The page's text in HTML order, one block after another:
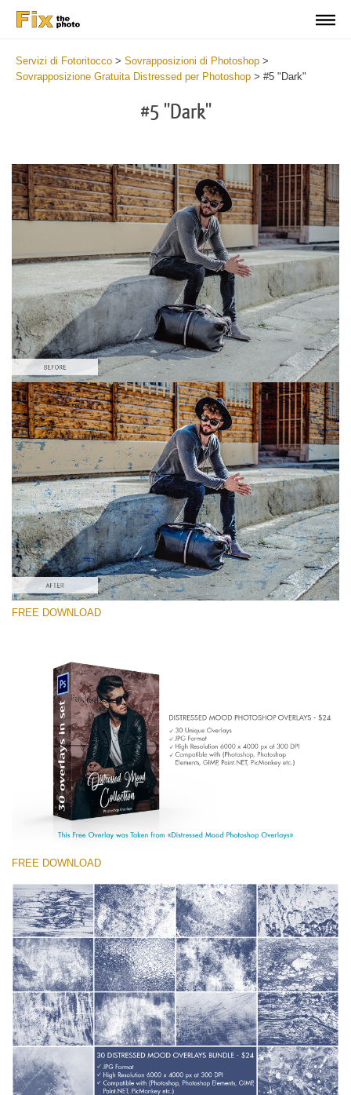
Servizi di Fotoritocco > Sovrapposizioni di Photoshop >
Sovrapposizione Gratuita Distressed per Photoshop > #5 "Dark"
#5 "Dark"
Si prega di Selezionare
Free Photoshop Overlay #5
Small 800*533px
Distressed Mood
(30 Overlays)
Large 6000*4000px
Large 6000*4000px
Entire Collection
(1783 Overlays)
Large 6000*4000px
Download Gratuito
FREE DOWNLOAD
FREE DOWNLOAD